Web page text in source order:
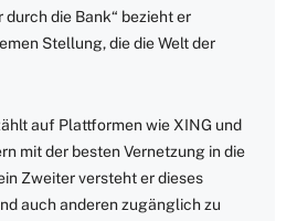
durch die Bank“ bezieht er
Stellung, die die Welt der
auf Plattformen wie XING und
mit der besten Vernetzung in die
Zweiter versteht er dieses
auch anderen zugänglich zu